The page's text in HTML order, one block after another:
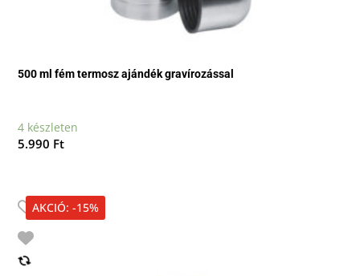
500 ml fém termosz ajándék gravírozással
4 készleten
5.990 Ft
AKCIÓ: -15%